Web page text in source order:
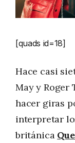
[quads id=18]
Hace casi
May y
hacer giras
interpretar
británica